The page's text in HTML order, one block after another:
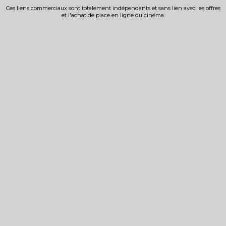
Ces liens commerciaux sont totalement indépendants et sans lien avec les offres
et l'achat de place en ligne du cinéma.